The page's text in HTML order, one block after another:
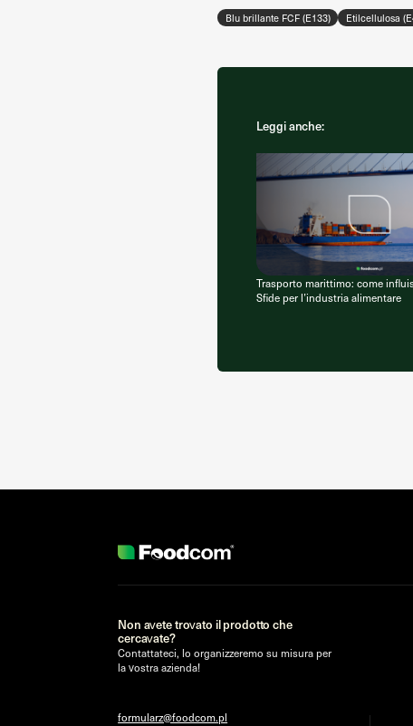
Blu brillante FCF (E133) Etilcellulosa
Leggi anche:
Trasporto marittimo: come
Sfide per l’industria alimentare
Non avete trovato il prodotto che
cercavate?
Contattateci, lo organizzeremo su misura per
la vostra azienda!
formularz@foodcom.pl